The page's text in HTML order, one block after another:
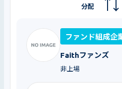
分配
ファンド組成企
Faithファンズ
非上場